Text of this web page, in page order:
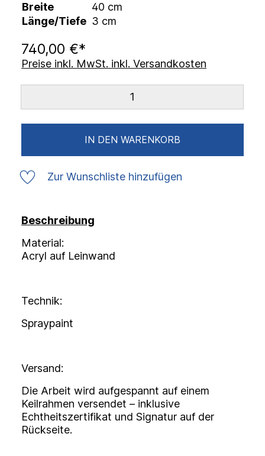
Breite
40 cm
Länge/Tiefe 3 cm
740,00 €*
Preise inkl. MwSt. inkl. Versandkosten
IN DEN WARENKORB
Zur Wunschliste hinzufügen
Beschreibung
Material:
Acryl auf Leinwand
Technik:
Spraypaint
Versand:
Die Arbeit wird aufgespannt auf einem
Keilrahmen versendet – inklusive
Echtheitszertifikat und Signatur auf der
Rückseite.